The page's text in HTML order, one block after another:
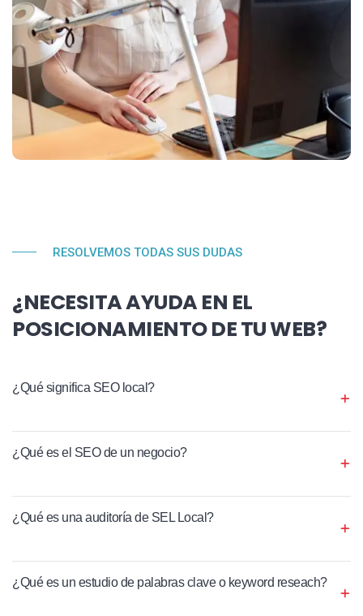
RESOLVEMOS TODAS SUS DUDAS
¿NECESITA AYUDA EN EL
POSICIONAMIENTO DE TU WEB?
¿Qué significa SEO local?
¿Qué es el SEO de un negocio?
¿Qué es una auditoría de SEL Local?
¿Qué es un estudio de palabras clave o keyword reseach?